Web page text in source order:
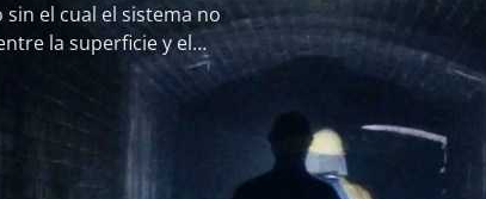
el cual el sistema no
la superficie y el